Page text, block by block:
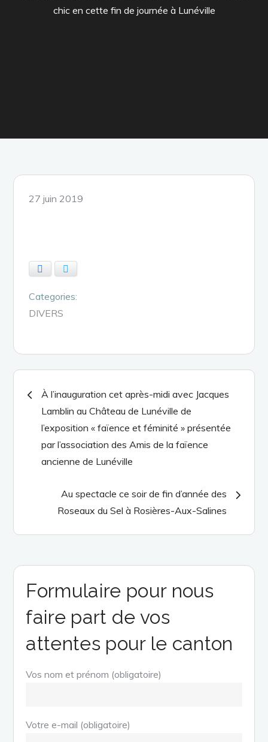
chic en cette fin de journée à Lunéville
Posted
27 juin 2019
Categories:
DIVERS
Navigation
de
l’article
À l’inauguration cet après-midi avec Jacques
Lamblin au Château de Lunéville de
l’exposition « faïence et féminité » présentée
par l’association des Amis de la faïence
ancienne de Lunéville
Au spectacle ce soir de fin d’année des
Roseaux du Sel à Rosières-Aux-Salines
Formulaire pour nous
faire part de vos
attentes pour le canton
Vos nom et prénom (obligatoire)
Votre e-mail (obligatoire)